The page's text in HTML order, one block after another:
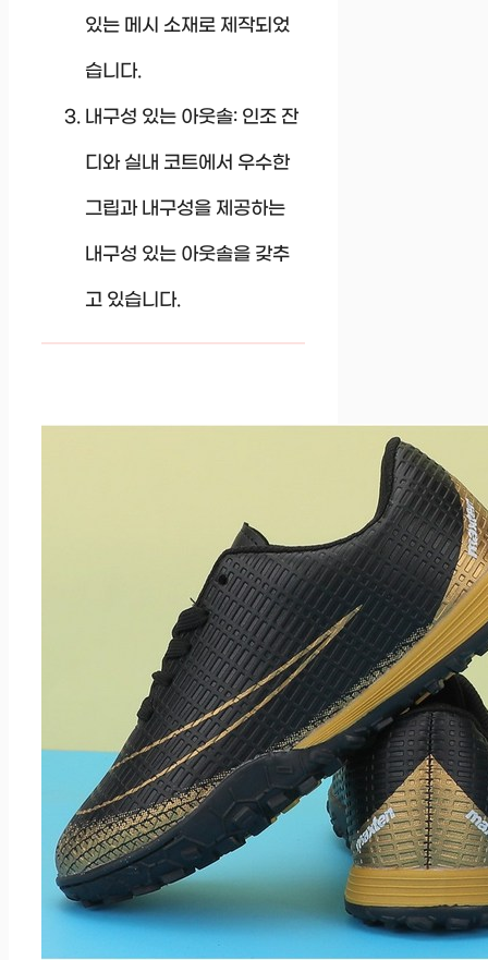
있는 메시 소재로 제작되었
습니다.
내구성 있는 아웃솔: 인조 잔
디와 실내 코트에서 우수한
그립과 내구성을 제공하는
내구성 있는 아웃솔을 갖추
고 있습니다.